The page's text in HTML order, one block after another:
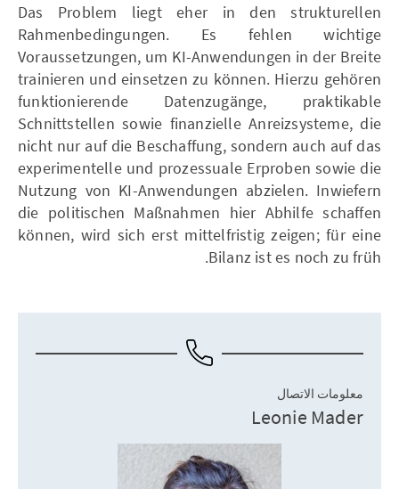
Das Problem liegt eher in den strukturellen
Rahmenbedingungen. Es fehlen wichtige
Voraussetzungen, um KI-Anwendungen in der Breite
trainieren und einsetzen zu können. Hierzu gehören
funktionierende Datenzugänge, praktikable
Schnittstellen sowie finanzielle Anreizsysteme, die
nicht nur auf die Beschaffung, sondern auch auf das
experimentelle und prozessuale Erproben sowie die
Nutzung von KI-Anwendungen abzielen. Inwiefern
die politischen Maßnahmen hier Abhilfe schaffen
können, wird sich erst mittelfristig zeigen; für eine
Bilanz ist es noch zu früh.
معلومات الاتصال
Leonie Mader